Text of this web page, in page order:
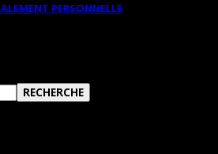
PERSONNELLE